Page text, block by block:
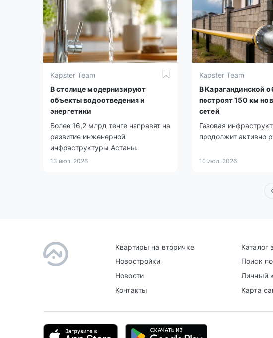
Kapster Team
В столице модернизируют
объекты водоотведения и
энергетики
Более 16,2 млрд тенге направят на
развитие инженерной
инфраструктуры Астаны.
13 июл. 2026
Kapster Team
В Карагандинской
построят 150 км
сетей
Газовая
продолжит активно
10 июл. 2026
Квартиры на вторичке
Новостройки
Новости
Контакты
Каталог
Поиск
Личный
Карта